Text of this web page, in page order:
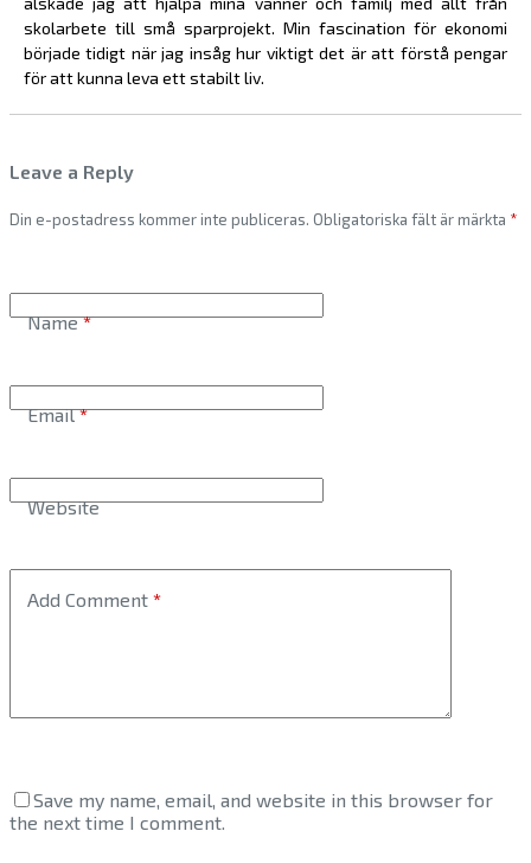
skolarbete till små sparprojekt. Min fascination för ekonomi
började tidigt när jag insåg hur viktigt det är att förstå pengar
för att kunna leva ett stabilt liv.
Leave a Reply
Din e-postadress kommer inte publiceras. Obligatoriska fält är märkta *
Name*
Email*
Website
Add Comment *
Save my name, email, and website in this browser for
the next time I comment.